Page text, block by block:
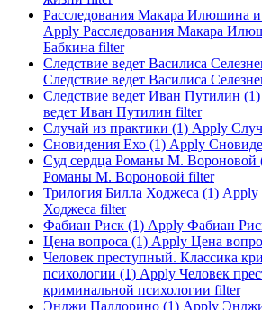
Расследования Макара Илюшина и
Apply Расследования Макара
Бабкина filter
Следствие ведет Василиса
Следствие ведет Василиса
Следствие ведет Иван Путилин (1)
ведет Иван Путилин filter
Случай из практики (1) Apply
Сновидения Ехо (1) Apply
Суд сердца Романы М. Вороновой
Романы М. Вороновой filter
Трилогия Билла Ходжеса (1) Apply
Ходжеса filter
Фабиан Риск (1) Apply Фабиан
Цена вопроса (1) Apply Цена
Человек преступный. Классика
психологии (1) Apply Человек
криминальной психологии filter
Энджи Паллорино (1) Apply